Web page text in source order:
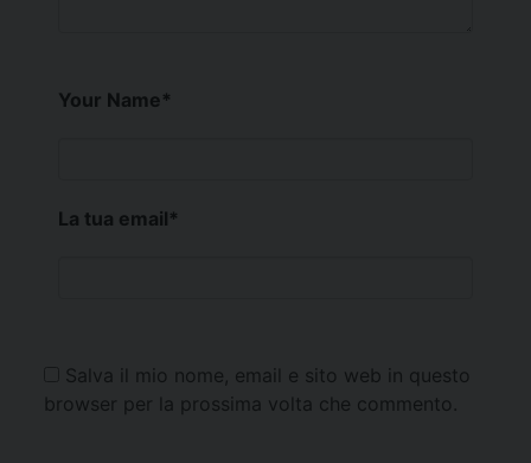
Your Name*
La tua email*
Salva il mio nome, email e sito web in questo
browser per la prossima volta che commento.